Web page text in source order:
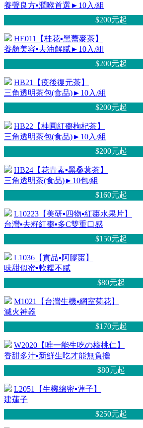
養聲良方▪潤喉首選►10入/組
$200元起
HE011【桂花▪黑蕎麥茶】
養顏美容▪去油解膩►10入/組
$200元起
HB21【疫後復元茶】
三角透明茶包(食品)►10入/組
$200元起
HB22【桂圓紅棗枸杞茶】
三角透明茶包(食品)►10入/組
$200元起
HB24【花青素▪黑桑葚茶】
三角透明茶(食品)►10包/組
$160元起
L10223【美研▪四物▪紅棗水果片】
台灣▪去籽紅棗▪多C雙重口感
$150元起
L1036【貢品▪阿膠棗】
味甜似蜜▪軟糯不膩
$80元起
M1021【台灣生機▪網室菊花】
滅火神器
$170元起
W2020【唯一能生吃の核桃仁】
香甜多汁▪新鮮生吃才能無負擔
$80元起
L2051【生機綿密▪蓮子】
建蓮子
$250元起